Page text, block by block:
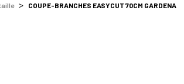
COUPE-BRANCHES EASYCUT 70CM GARDENA